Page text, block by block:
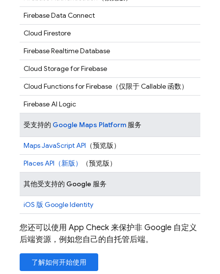
Firebase Data Connect
Cloud Firestore
Firebase Realtime Database
Cloud Storage for Firebase
Cloud Functions for Firebase （仅限于 Callable 函数）
Firebase AI Logic
受支持的 Google Maps Platform 服务
Maps JavaScript API （预览版）
Places API（新版）
（预览版）
其他受支持的 Google 服务
iOS 版 Google Identity
您还可以使用 App Check 来保护非 Google 自定义
后端资源，例如您自己的自托管后端。
了解如何开始使用